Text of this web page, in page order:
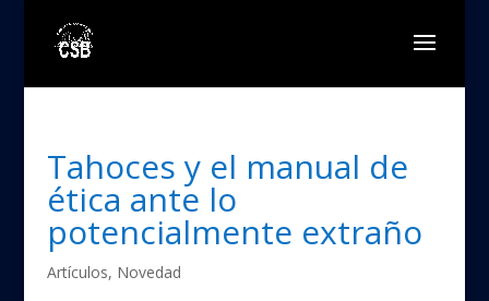
Tahoces y el manual de
ética ante lo
potencialmente extraño
Artículos, Novedad